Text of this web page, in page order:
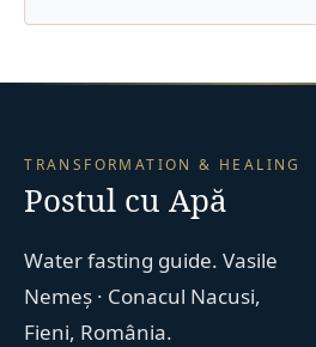
TRANSFORMATION & HEALING
Postul cu Apă
Water fasting guide. Vasile
Nemeș · Conacul Nacusi,
Fieni, România.